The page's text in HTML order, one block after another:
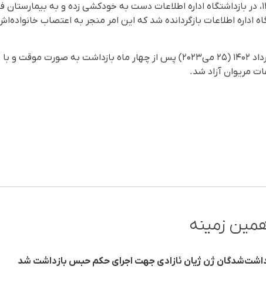
وی روز شنبه ١۶ اردیبهشت ۱۴۰۲، در بازداشتگاه اداره اطلاعات دست به خودکشی زده و
اداره اطلاعات بازگردانده شد که این امر منجر به اعتصاب
مریوان آزاد شد.
زمینه
ژن ژیان ئازادی جهت اجرای حکم حبس بازداشت شد